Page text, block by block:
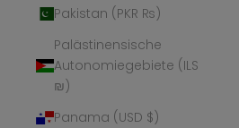
Pakistan (PKR ₨)
Palästinensische
Autonomiegebiete (ILS
₪)
Panama (USD $)